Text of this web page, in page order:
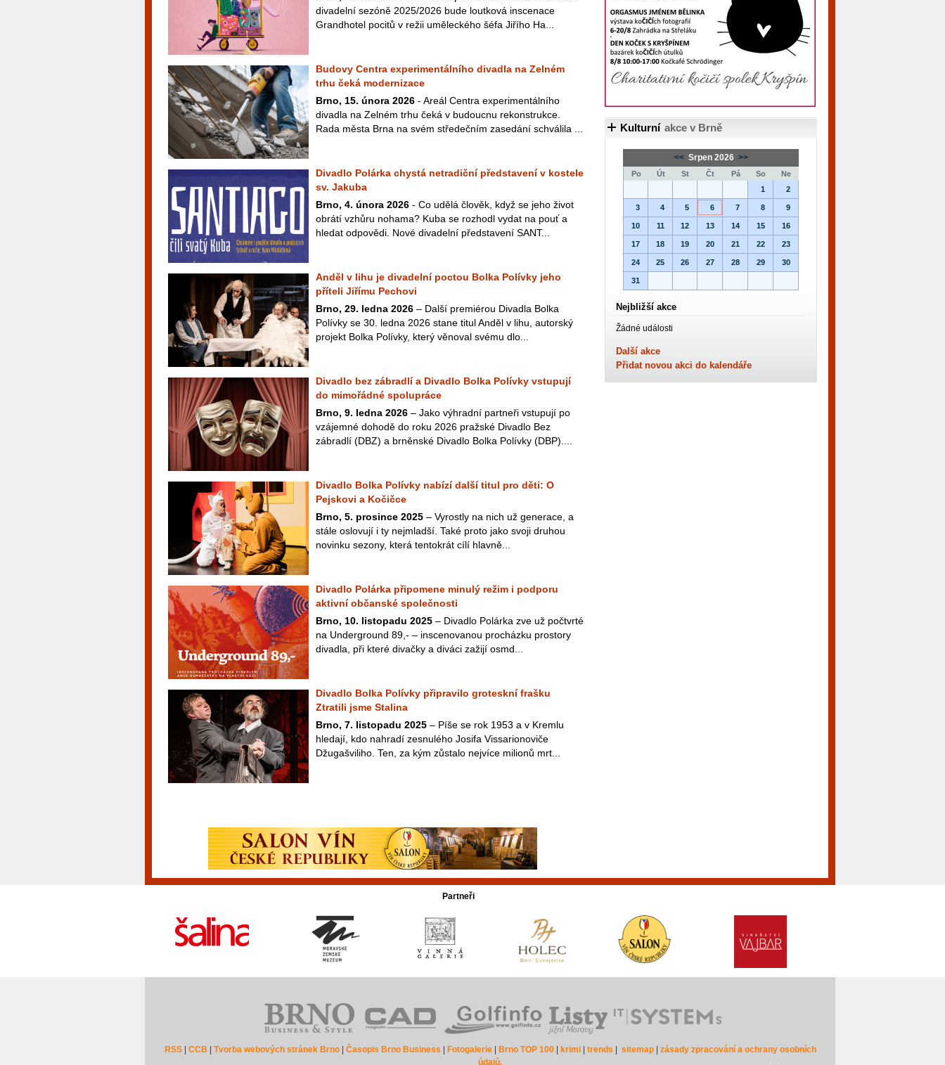
divadelní sezóně 2025/2026 bude loutková inscenace
Grandhotel pocitů v režii uměleckého šéfa Jiřího Ha...
Budovy Centra experimentálního divadla na Zelném
trhu čeká modernizace
Brno, 15. února 2026 - Areál Centra experimentálního
divadla na Zelném trhu čeká v budoucnu rekonstrukce.
Rada města Brna na svém středečním zasedání schválila ...
Divadlo Polárka chystá netradiční představení v kostele
sv. Jakuba
Brno, 4. února 2026 - Co udělá člověk, když se jeho život
obrátí vzhůru nohama? Kuba se rozhodl vydat na pouť a
hledat odpovědi. Nové divadelní představení SANT...
Anděl v lihu je divadelní poctou Bolka Polívky jeho
příteli Jiřímu Pechovi
Brno, 29. ledna 2026 – Další premiérou Divadla Bolka
Polívky se 30. ledna 2026 stane titul Anděl v lihu, autorský
projekt Bolka Polívky, který věnoval svému dlo...
Divadlo bez zábradlí a Divadlo Bolka Polívky vstupují
do mimořádné spolupráce
Brno, 9. ledna 2026 – Jako výhradní partneři vstupují po
vzájemné dohodě do roku 2026 pražské Divadlo Bez
zábradlí (DBZ) a brněnské Divadlo Bolka Polívky (DBP)....
Divadlo Bolka Polívky nabízí další titul pro děti: O
Pejskovi a Kočičce
Brno, 5. prosince 2025 – Vyrostly na nich už generace, a
stále oslovují i ty nejmladší. Také proto jako svoji druhou
novinku sezony, která tentokrát cílí hlavně...
Divadlo Polárka připomene minulý režim i podporu
aktivní občanské společnosti
Brno, 10. listopadu 2025 – Divadlo Polárka zve už počtvrté
na Underground 89,- – inscenovanou procházku prostory
divadla, při které divačky a diváci zažijí osmd...
Divadlo Bolka Polívky připravilo groteskní frašku
Ztratili jsme Stalina
Brno, 7. listopadu 2025 – Píše se rok 1953 a v Kremlu
hledají, kdo nahradí zesnulého Josifa Vissarionoviče
Džugašviliho. Ten, za kým zůstalo nejvíce milionů mrt...
Kulturní akce v Brně
<< Srpen 2026 >>
Po Út St Čt Pá So
Ne
1
2
3 4 5 6 7 8 9
10 11 12 13 14 15 16
17 18 19 20 21 22 23
24 25 26 27 28 29 30
31
Nejbližší akce
Žádné události
Další akce
Přidat novou akci do kalendáře
Partneři
RSS| CCB Tvorba webových stránek Brno| Časopis Brno Business Fotogalerie| Brno TOP 100| krimi| trends sitemap| zásady zpracování a ochrany osobních
údajů.